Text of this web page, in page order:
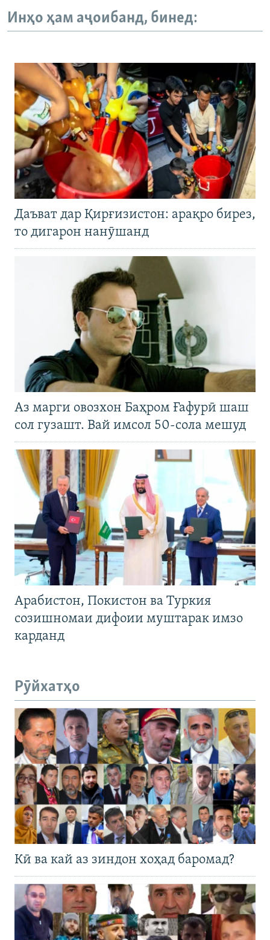
Инҳо ҳам аҷоибанд, бинед:
Даъват дар Қирғизистон: арақро бирез,
то дигарон нанӯшанд
Аз марги овозхон Баҳром Ғафурӣ шаш
сол гузашт. Вай имсол 50-сола мешуд
Арабистон, Покистон ва Туркия
созишномаи дифоии муштарак имзо
карданд
Рӯйхатҳо
Кӣ ва кай аз зиндон хоҳад баромад?